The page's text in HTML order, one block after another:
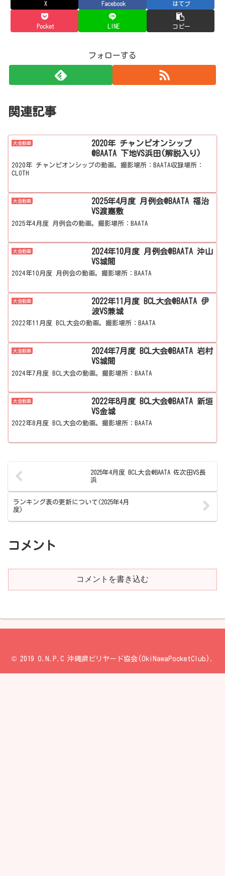
X Facebook はてブ
Pocket LINE コピー
フォローする
関連記事
大会動画
2020年 チャンピオンシップ
@BAATA 下地VS浜田(解説入り)
2020年 チャンピオンシップの動画。撮影場所：BAATA収録場所：
CLOTH
大会動画
2025年4月度 月例会@BAATA 福治
VS渡嘉敷
2025年4月度 月例会の動画。撮影場所：BAATA
大会動画
2024年10月度 月例会@BAATA 沖山
VS城間
2024年10月度 月例会の動画。撮影場所：BAATA
大会動画
2022年11月度 BCL大会@BAATA 伊
波VS兼城
2022年11月度 BCL大会の動画。撮影場所：BAATA
大会動画
2024年7月度 BCL大会@BAATA 岩村
VS城間
2024年7月度 BCL大会の動画。撮影場所：BAATA
大会動画
2022年8月度 BCL大会@BAATA 新垣
VS金城
2022年8月度 BCL大会の動画。撮影場所：BAATA
2025年4月度 BCL大会@BAATA 佐次田VS長
浜
ランキング表の更新について(2025年4月
度)
コメント
コメントを書き込む
© 2019 O.N.P.C 沖縄県ビリヤード協会(OkiNawaPocketClub).